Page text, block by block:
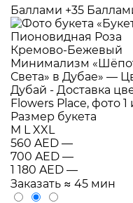
Баллами +35
Размер букета
M LXXL
560 AED —
700 AED —
1 180 AED —
Заказать ≈ 45 мин